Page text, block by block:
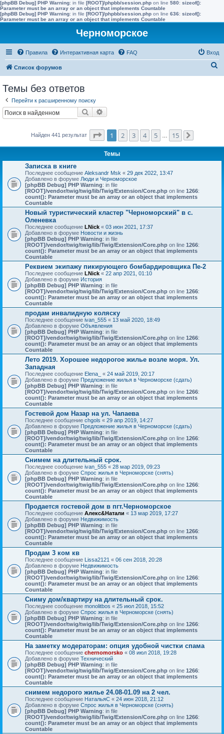
[phpBB Debug] PHP Warning: in file [ROOT]/phpbb/session.php on line 580: sizeof():
Parameter must be an array or an object that implements Countable
[phpBB Debug] PHP Warning: in file [ROOT]/phpbb/session.php on line 636: sizeof():
Parameter must be an array or an object that implements Countable
Черноморское
Правила Интерактивная карта FAQ Вход
Список форумов
Темы без ответов
Перейти к расширенному поиску
Поиск
Найден 441 результат Страница1 из
1 2 3 4 5 15
Темы
Записка в книге
Последнее сообщение Aleksandr Msk « 29 дек 2022, 13:47
Добавлено в форуме Люди и Черноморское
[phpBB Debug] PHP Warning: in file
[ROOT]/vendor/twig/twig/lib/Twig/Extension/Core.php on line 1266:
count(): Parameter must be an array or an object that implements
Countable
Новый туристический кластер "Черноморский" в с.
Оленевка
Последнее сообщение LNick « 03 июн 2021, 17:37
Добавлено в форуме Новости и жизнь
[phpBB Debug] PHP Warning: in file
[ROOT]/vendor/twig/twig/lib/Twig/Extension/Core.php on line 1266:
count(): Parameter must be an array or an object that implements
Countable
Реквием экипажу пикирующего бомбардировщика Пе-2
Последнее сообщение LNick « 22 апр 2021, 01:10
Добавлено в форуме История
[phpBB Debug] PHP Warning: in file
[ROOT]/vendor/twig/twig/lib/Twig/Extension/Core.php on line 1266:
count(): Parameter must be an array or an object that implements
Countable
продам инвалидную коляску
Последнее сообщение ivan_555 « 13 май 2020, 18:49
Добавлено в форуме Объявления
[phpBB Debug] PHP Warning: in file
[ROOT]/vendor/twig/twig/lib/Twig/Extension/Core.php on line 1266:
count(): Parameter must be an array or an object that implements
Countable
Лето 2019. Хорошее недорогое жилье возле моря. Ул.
Западная
Последнее сообщение Elena_ « 24 май 2019, 20:17
Добавлено в форуме Предложение жилья в Черноморске (сдать)
[phpBB Debug] PHP Warning: in file
[ROOT]/vendor/twig/twig/lib/Twig/Extension/Core.php on line 1266:
count(): Parameter must be an array or an object that implements
Countable
Гостевой дом Назар на ул. Чапаева
Последнее сообщение chgols « 29 апр 2019, 14:27
Добавлено в форуме Предложение жилья в Черноморске (сдать)
[phpBB Debug] PHP Warning: in file
[ROOT]/vendor/twig/twig/lib/Twig/Extension/Core.php on line 1266:
count(): Parameter must be an array or an object that implements
Countable
Снимем на длительный срок.
Последнее сообщение ivan_555 « 28 мар 2019, 09:23
Добавлено в форуме Спрос жилья в Черноморске (снять)
[phpBB Debug] PHP Warning: in file
[ROOT]/vendor/twig/twig/lib/Twig/Extension/Core.php on line 1266:
count(): Parameter must be an array or an object that implements
Countable
Продается гостевой дом в пгт.Черноморское
Последнее сообщение Алекс&Натали « 13 мар 2019, 17:27
Добавлено в форуме Недвижимость
[phpBB Debug] PHP Warning: in file
[ROOT]/vendor/twig/twig/lib/Twig/Extension/Core.php on line 1266:
count(): Parameter must be an array or an object that implements
Countable
Продам 3 ком кв
Последнее сообщение Lissa2121 « 06 сен 2018, 20:28
Добавлено в форуме Недвижимость
[phpBB Debug] PHP Warning: in file
[ROOT]/vendor/twig/twig/lib/Twig/Extension/Core.php on line 1266:
count(): Parameter must be an array or an object that implements
Countable
Сниму дом/квартиру на длительный срок.
Последнее сообщение monolitbos « 25 июл 2018, 15:52
Добавлено в форуме Спрос жилья в Черноморске (снять)
[phpBB Debug] PHP Warning: in file
[ROOT]/vendor/twig/twig/lib/Twig/Extension/Core.php on line 1266:
count(): Parameter must be an array or an object that implements
Countable
На заметку модераторам: опция удобной чистки спама
Последнее сообщение chernomorsko « 08 июл 2018, 19:28
Добавлено в форуме Технический
[phpBB Debug] PHP Warning: in file
[ROOT]/vendor/twig/twig/lib/Twig/Extension/Core.php on line 1266:
count(): Parameter must be an array or an object that implements
Countable
снимем недорого жилье 24.08-01.09 на 2 чел.
Последнее сообщение НатальяС « 24 июн 2018, 21:12
Добавлено в форуме Спрос жилья в Черноморске (снять)
[phpBB Debug] PHP Warning: in file
[ROOT]/vendor/twig/twig/lib/Twig/Extension/Core.php on line 1266:
count(): Parameter must be an array or an object that implements
Countable